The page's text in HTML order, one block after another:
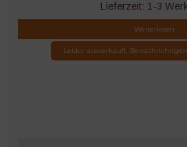
Lieferzeit: 1-3
Weiterlesen
Leider ausverkauft.